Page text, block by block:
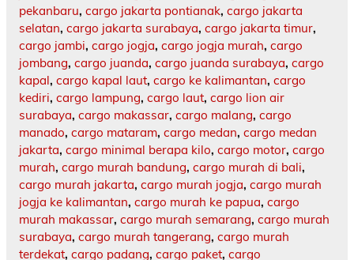
pekanbaru, cargo jakarta pontianak, cargo jakarta
selatan, cargo jakarta surabaya, cargo jakarta timur,
cargo jambi, cargo jogja, cargo jogja murah, cargo
jombang, cargo juanda, cargo juanda surabaya, cargo
kapal, cargo kapal laut, cargo ke kalimantan, cargo
kediri, cargo lampung, cargo laut, cargo lion air
surabaya, cargo makassar, cargo malang, cargo
manado, cargo mataram, cargo medan, cargo medan
jakarta, cargo minimal berapa kilo, cargo motor, cargo
murah, cargo murah bandung, cargo murah di bali,
cargo murah jakarta, cargo murah jogja, cargo murah
jogja ke kalimantan, cargo murah ke papua, cargo
murah makassar, cargo murah semarang, cargo murah
surabaya, cargo murah tangerang, cargo murah
terdekat, cargo padang, cargo paket, cargo